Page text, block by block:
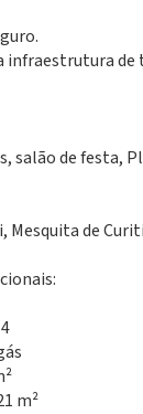
infraestrutura de
salão de festa,
Mesquita de
m²